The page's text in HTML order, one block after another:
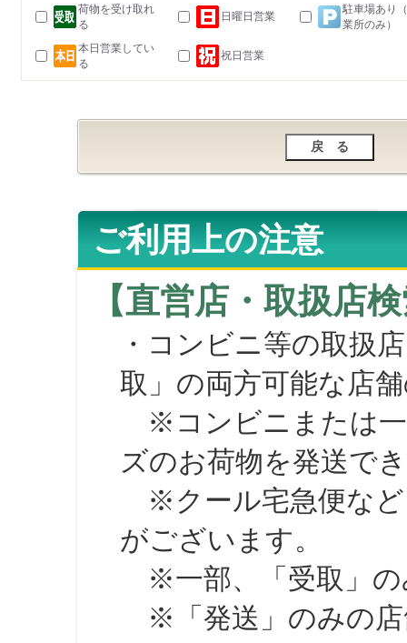
荷物を受け取れ
る
日曜日営業
駐車場あり
業所のみ）
本日営業してい
る
祝日営業
ご利用上の注意
【直営店・取扱店
・コンビニ等の取扱
取」の両方可能な店
※コンビニまたは一
ズのお荷物を発送で
※クール宅急便など
がございます。
※一部、「受取」の
※「発送」のみの店